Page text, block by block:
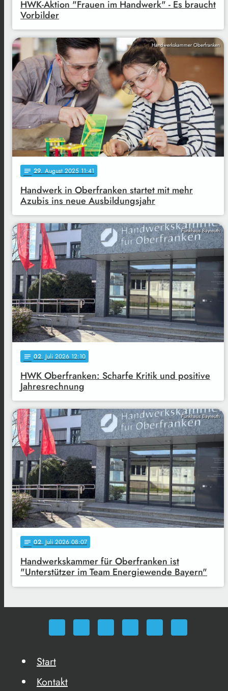
HWK-Aktion "Frauen im Handwerk" - Es braucht
Vorbilder
Handwerkskammer Oberfranken
notes 29. August 2025 11:41
Handwerk in Oberfranken startet mit mehr
Azubis ins neue Ausbildungsjahr
Funkhaus Bayreuth
notes 02. Juli 2026 12:10
HWK Oberfranken: Scharfe Kritik und positive
Jahresrechnung
Funkhaus Bayreuth
notes 02. Juli 2026 08:07
Handwerkskammer für Oberfranken ist
"Unterstützer im Team Energiewende Bayern"
Start
Kontakt